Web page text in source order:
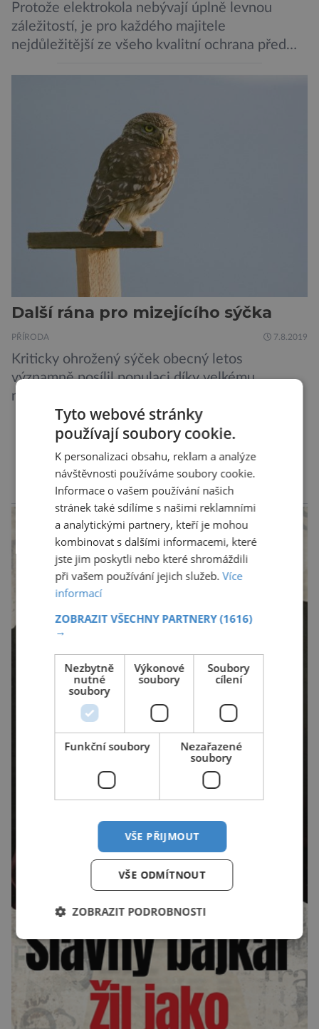
Protože elektrokola nebývají úplně levnou
záležitostí, je pro každého majitele
nejdůležitější ze všeho kvalitní ochrana před
Skutečně nepřehání? Pokud se podrobněji
podíváme na ochranu jejich elektrokol
Electrified S2 a X2, pak je […]
Další rána pro mizejícího sýčka
PŘÍRODA 7.8.2019
Kriticky ohrožený sýček obecný letos
významně posílil populaci díky velkému
množství hrabošů. Teď pro něj malý hlodavec
může být hrozbou. Zemědělci dostali povolení
trávit hraboše plošně rozhozeným jedem. Od 5.
srpna jim to umožňuje rozhodnutí Ústředního
kontrolního a zkušebního ústavu zemědělského
(ÚKZÚZ) podřízeného ministerstvu
zemědělství. Ornitologové varují, že v ohrožení
je mnoho živočichů a především […]
DALŠÍ ČLÁNKY ›
reklama
Tyto webové stránky
používají soubory cookie.
K personalizaci obsahu, reklam a analýze
návštěvnosti používáme soubory cookie.
Informace o vašem používání našich
stránek také sdílíme s našimi reklamními
a analytickými partnery, kteří je mohou
kombinovat s dalšími informacemi, které
jste jim poskytli nebo které shromáždili
při vašem používání jejich služeb.Více
informací
ZOBRAZIT VŠECHNY PARTNERY(1616)
→
Nezbytně
nutné
soubory
Výkonové
soubory
Soubory
cílení
Funkční soubory
Nezařazené
soubory
VŠE PŘIJMOUT
VŠE ODMÍTNOUT
ZOBRAZIT PODROBNOSTI